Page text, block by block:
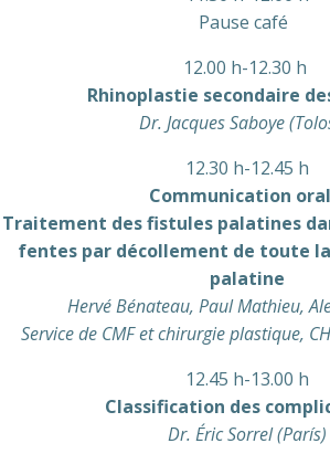
Pause café
12.00 h-12.30 h
Rhinoplastie secondaire
Dr. Jacques Saboye
12.30 h-12.45 h
Communication
Traitement des fistules palatines
fentes par décollement de toute
palatine
Hervé Bénateau, Paul Mathieu,
Service de CMF et chirurgie plastique,
12.45 h-13.00 h
Classification des
Dr. Éric Sorrel (París)